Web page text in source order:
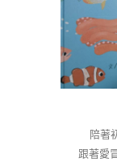
陪著
跟著愛